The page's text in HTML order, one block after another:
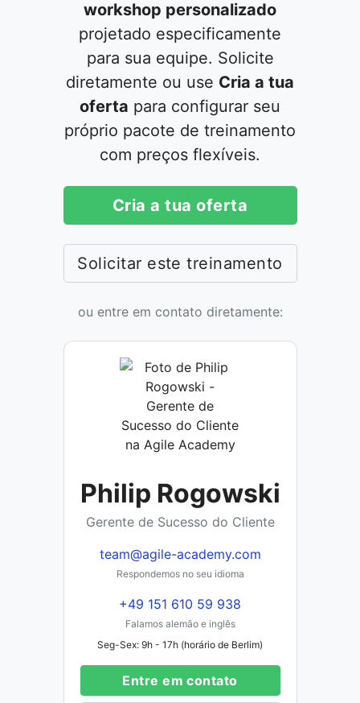
workshop personalizado
projetado especificamente
para sua equipe. Solicite
diretamente ou use Cria a tua
oferta para configurar seu
próprio pacote de treinamento
com preços flexíveis.
Cria a tua oferta
Solicitar este treinamento
ou entre em contato diretamente:
Philip Rogowski
Gerente de Sucesso do Cliente
team@agile-academy.com
Respondemos no seu idioma
+49 151 610 59 938
Falamos alemão e inglês
Seg-Sex: 9h - 17h (horário de Berlim)
Entre em contato